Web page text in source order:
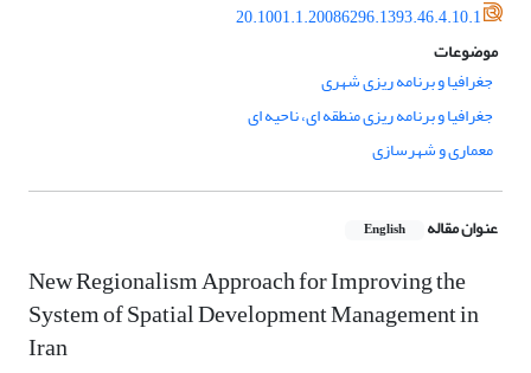
20.1001.1.20086296.1393.46.4.10.1
موضوعات
جغرافیا و برنامه ریزی شهری
جغرافیا و برنامه ریزی منطقه ای، ناحیه ای
معماری و شهرسازی
عنوان مقاله English
New Regionalism Approach for Improving the
System of Spatial Development Management in
Iran